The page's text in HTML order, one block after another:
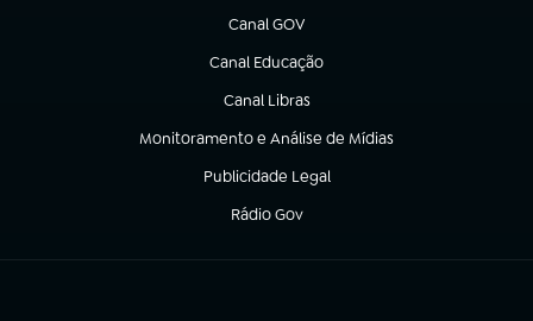
Canal GOV
(abre em nova aba)
Canal Educação
(abre em nova aba)
Canal Libras
(abre em nova aba)
Monitoramento e Análise de Mídias
(abre em nova aba)
Publicidade Legal
(abre em nova aba)
Rádio Gov
(abre em nova aba)